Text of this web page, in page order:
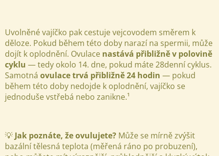
Uvolněné vajíčko pak cestuje vejcovodem směrem k
děloze. Pokud během této doby narazí na spermii, může
dojít k oplodnění. Ovulace nastává přibližně v polovině
cyklu — tedy okolo 14. dne, pokud máte 28denní cyklus.
Samotná ovulace trvá přibližně 24 hodin — pokud
během této doby nedojde k oplodnění, vajíčko se
jednoduše vstřebá nebo zanikne.¹
💡 Jak poznáte, že ovulujete? Může se mírně zvýšit
bazální tělesná teplota (měřená ráno po probuzení),